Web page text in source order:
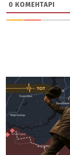
0 КОМЕНТАРІ